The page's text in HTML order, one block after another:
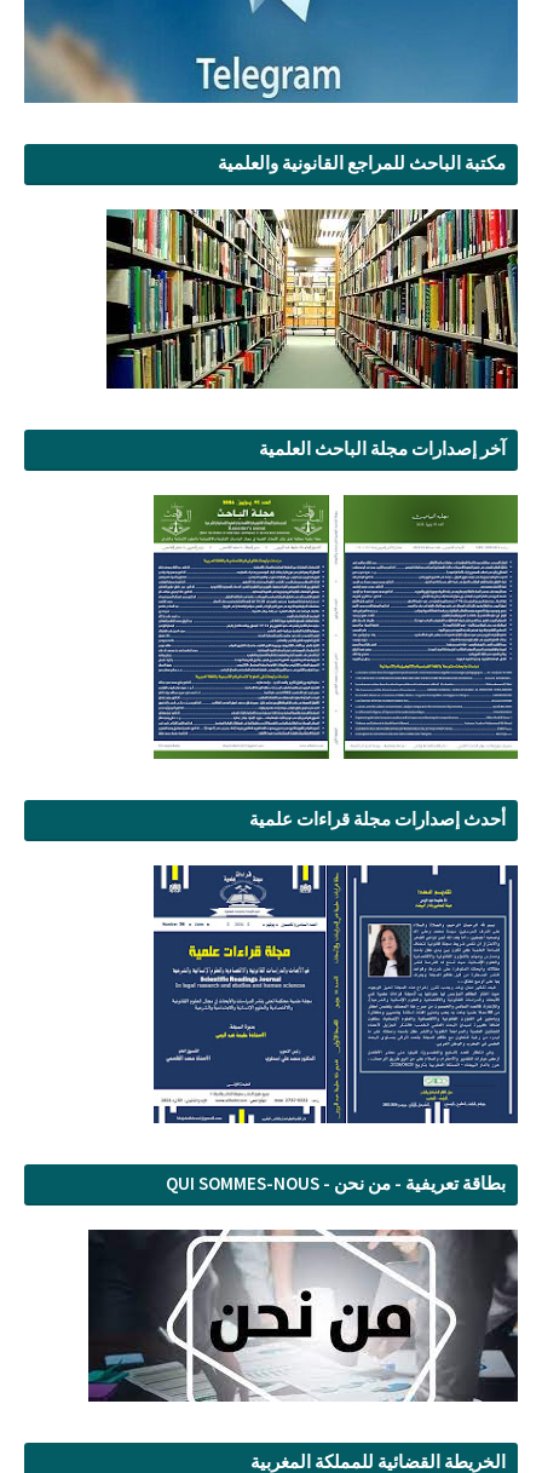
مكتبة الباحث للمراجع القانونية والعلمية
آخر إصدارات مجلة الباحث العلمية
أحدث إصدارات مجلة قراءات علمية
بطاقة تعريفية - من نحن - QUI SOMMES-NOUS
الخريطة القضائية للمملكة المغربية